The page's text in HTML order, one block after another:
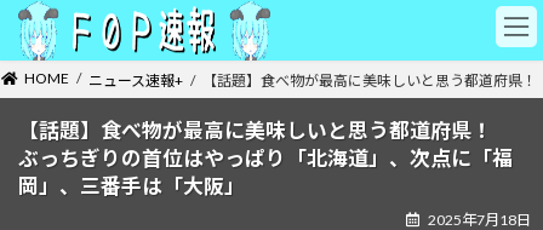
テ
ン
ゲ
ー HOME ニュース速報+ 【話題】食べ物が最高に美味しいと思う都道府県
【話題】食べ物が最高に美味しいと思う都道府県！
ぶっちぎりの首位はやっぱり「北海道」、次点に「福
岡」、三番手は「大阪」
2025年7月18日